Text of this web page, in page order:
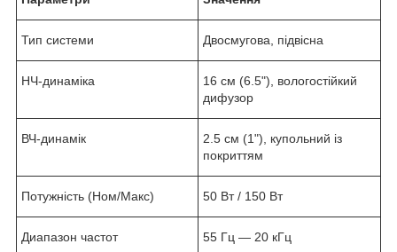
Тип системи Двосмугова, підвісна
НЧ-динаміка
16 см (6.5"), вологостійкий
дифузор
ВЧ-динамік
2.5 см (1"), купольний із
покриттям
Потужність (Ном/Макс) 50 Вт / 150 Вт
Диапазон частот 55 Гц — 20 кГц